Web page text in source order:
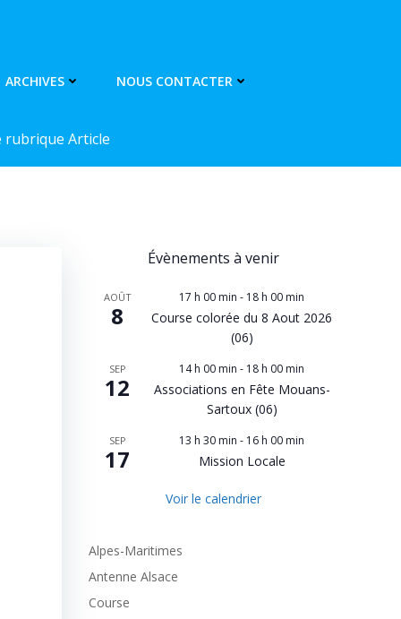
ARCHIVES NOUS CONTACTER
rubrique Article
Évènements à venir
AOÛT
8
17 h 00 min - 18 h 00 min
Course colorée du 8 Aout 2026
(06)
SEP
12
14 h 00 min - 18 h 00 min
Associations en Fête Mouans-
Sartoux (06)
SEP
17
13 h 30 min - 16 h 00 min
Mission Locale
Voir le calendrier
Alpes-Maritimes
Antenne Alsace
Course